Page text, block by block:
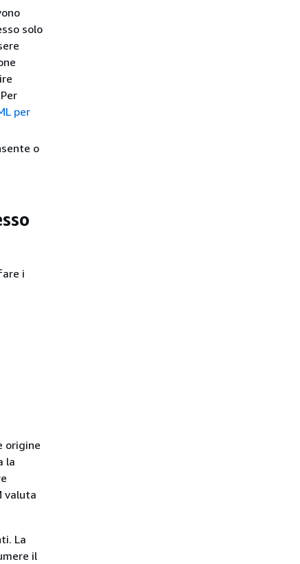
solo
per
o
i
origine
la
valuta
La
il